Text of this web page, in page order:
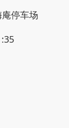
停车场